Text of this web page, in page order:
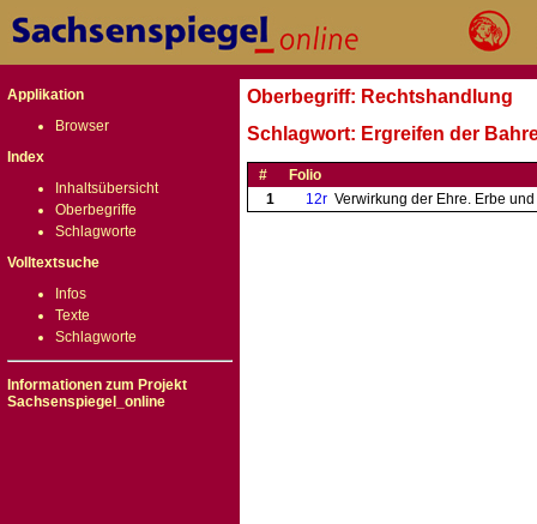
Applikation
Browser
Index
Inhaltsübersicht
Oberbegriffe
Schlagworte
Volltextsuche
Infos
Texte
Schlagworte
Informationen zum Projekt
Sachsenspiegel_online
Oberbegriff: Rechtshandlung
Schlagwort: Ergreifen der
#
Folio
1
12r Verwirkung der Ehre. Erbe